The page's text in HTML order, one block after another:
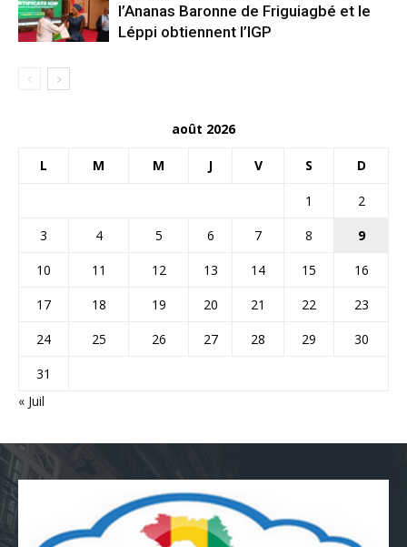
l’Ananas Baronne de Friguiagbé et le
Léppi obtiennent l’IGP
août 2026
L M M J V S D
1
2
3
4 5 6 7 8
9
10
11 12 13 14 15
16
17
18 19 20 21 22
23
24
25 26 27 28 29
30
31
« Juil